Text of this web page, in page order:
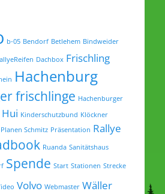
b-05 Bendorf Betlehem Bindweider
Dachbox Frischling
Hachenburg
frischlinge Hachenburger
Hui Kinderschutzbund Klöckner
Planen Schmitz Präsentation Rallye
Ruanda Sanitätshaus
Spende Start Stationen Strecke
Volvo Webmaster Wäller